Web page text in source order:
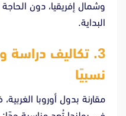
وشمال إفريقيا، دون الحاجة
البداية.
3. تكاليف
نسبيًا
مقارنة بدول أوروبا